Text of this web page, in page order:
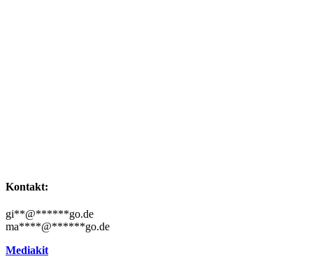
Kontakt:
gi**@******go.de
ma****@******go.de
Mediakit